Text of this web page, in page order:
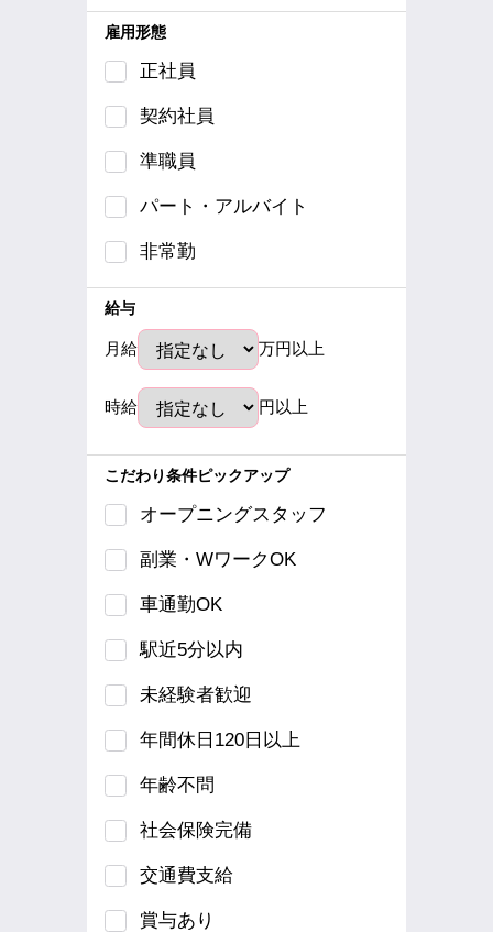
雇用形態
正社員
契約社員
準職員
パート・アルバイト
非常勤
給与
月給 万円以上
時給 円以上
こだわり条件ピックアップ
オープニングスタッフ
副業・WワークOK
車通勤OK
駅近5分以内
未経験者歓迎
年間休日120日以上
年齢不問
社会保険完備
交通費支給
賞与あり